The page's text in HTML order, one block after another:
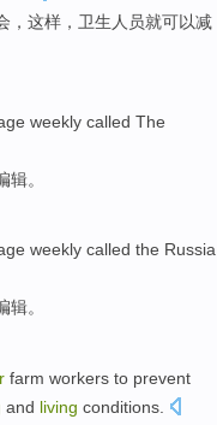
， 这样 ， 卫生 人员就可以减
weekly called The
辑。
weekly called the Russia
辑。
farm workers to prevent
and living conditions